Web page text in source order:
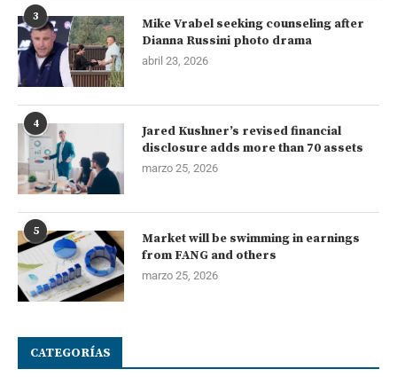
3
Mike Vrabel seeking counseling after
Dianna Russini photo drama
abril 23, 2026
4
Jared Kushner’s revised financial
disclosure adds more than 70 assets
marzo 25, 2026
5
Market will be swimming in earnings
from FANG and others
marzo 25, 2026
CATEGORÍAS